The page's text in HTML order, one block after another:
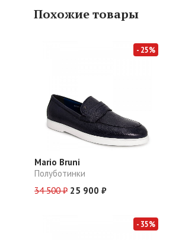
Похожие товары
- 25%
Mario Bruni
Полуботинки
34 500 ₽ 25 900 ₽
- 35%